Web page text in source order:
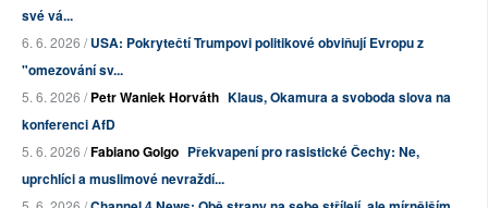
své vá...
6. 6. 2026 /USA: Pokrytečtí Trumpovi politikové obviňují Evropu z
"omezování sv...
5. 6. 2026 /Petr Waniek Horváth Klaus, Okamura a svoboda slova na
konferenci AfD
5. 6. 2026 /Fabiano Golgo Překvapení pro rasistické Čechy: Ne,
uprchlíci a muslimové nevraždí...